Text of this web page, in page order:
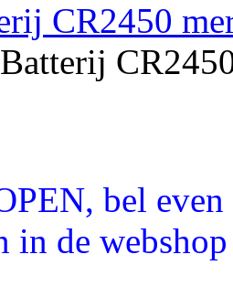
CR2450
bel
in de